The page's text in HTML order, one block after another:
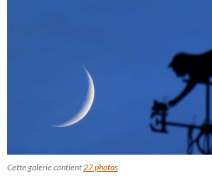
Cette galerie contient 27 photos